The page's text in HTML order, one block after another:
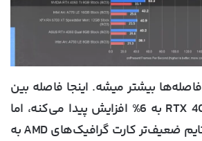
در رزولوشن 1440p فاصله‌ها بیشتر میشه. اینجا فاصله بین
RX 6800 XT و RTX 4070 به 6% افزایش پیدا می‌کنه، اما
مهم‌تر از اون فریم تایم ضعیف‌تر کارت گرافیک‌های AMD به